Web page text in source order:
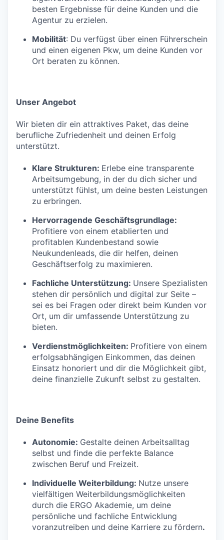
besten Ergebnisse für deine Kunden und die
Agentur zu erzielen.
Mobilität: Du verfügst über einen Führerschein
und einen eigenen Pkw, um deine Kunden vor
Ort beraten zu können.
Unser Angebot
Wir bieten dir ein attraktives Paket, das deine
berufliche Zufriedenheit und deinen Erfolg
unterstützt.
Klare Strukturen: Erlebe eine transparente
Arbeitsumgebung, in der du dich sicher und
unterstützt fühlst, um deine besten Leistungen
zu erbringen.
Hervorragende Geschäftsgrundlage:
Profitiere von einem etablierten und
profitablen Kundenbestand sowie
Neukundenleads, die dir helfen, deinen
Geschäftserfolg zu maximieren.
Fachliche Unterstützung: Unsere Spezialisten
stehen dir persönlich und digital zur Seite –
sei es bei Fragen oder direkt beim Kunden vor
Ort, um dir umfassende Unterstützung zu
bieten.
Verdienstmöglichkeiten: Profitiere von einem
erfolgsabhängigen Einkommen, das deinen
Einsatz honoriert und dir die Möglichkeit gibt,
deine finanzielle Zukunft selbst zu gestalten.
Deine Benefits
Autonomie: Gestalte deinen Arbeitsalltag
selbst und finde die perfekte Balance
zwischen Beruf und Freizeit.
Individuelle Weiterbildung: Nutze unsere
vielfältigen Weiterbildungsmöglichkeiten
durch die ERGO Akademie, um deine
persönliche und fachliche Entwicklung
voranzutreiben und deine Karriere zu fördern.